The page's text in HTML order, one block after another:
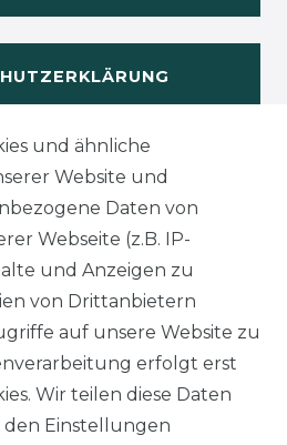
möchten Sich mit uns
setzen?
und ähnliche
Website und
Daten von
Webseite (z.B. IP-
und Anzeigen zu
von Drittanbietern
auf unsere Website zu
erfolgt erst
Wir teilen diese Daten
den Einstellungen